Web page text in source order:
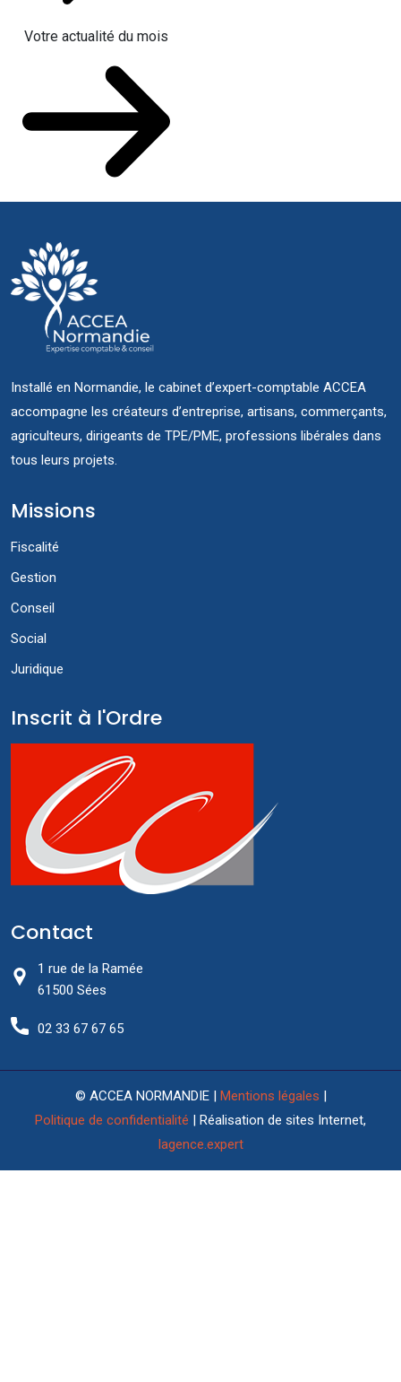
Votre actualité du mois
Installé en Normandie, le cabinet d’expert-comptable ACCEA
accompagne les créateurs d’entreprise, artisans, commerçants,
agriculteurs, dirigeants de TPE/PME, professions libérales dans
tous leurs projets.
Missions
Fiscalité
Gestion
Conseil
Social
Juridique
Inscrit à l'Ordre
Contact
1 rue de la Ramée
61500 Sées
02 33 67 67 65
© ACCEA NORMANDIE | Mentions légales |
Politique de confidentialité | Réalisation de sites Internet,
lagence.expert